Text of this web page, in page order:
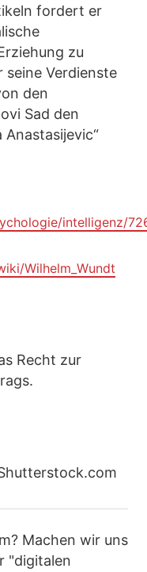
fordert er
zu
seine Verdienste
den
Sad den
Anastasijevic“
intelligenz/
Wilhelm_Wundt
Recht zur
Machen wir uns
"digitalen